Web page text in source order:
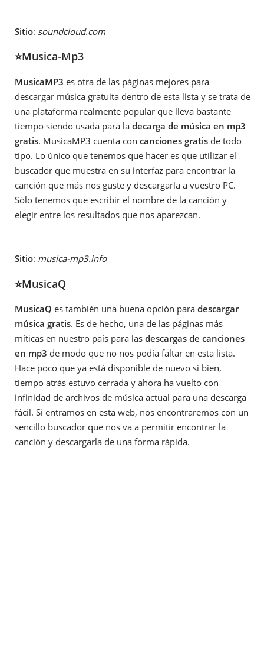
Sitio: soundcloud.com
⭐Musica-Mp3
MusicaMP3 es otra de las páginas mejores para
descargar música gratuita dentro de esta lista y se trata de
una plataforma realmente popular que lleva bastante
tiempo siendo usada para la decarga de música en mp3
gratis. MusicaMP3 cuenta con canciones gratis de todo
tipo. Lo único que tenemos que hacer es que utilizar el
buscador que muestra en su interfaz para encontrar la
canción que más nos guste y descargarla a vuestro PC.
Sólo tenemos que escribir el nombre de la canción y
elegir entre los resultados que nos aparezcan.
Sitio: musica-mp3.info
⭐MusicaQ
MusicaQ es también una buena opción para descargar
música gratis. Es de hecho, una de las páginas más
míticas en nuestro país para las descargas de canciones
en mp3 de modo que no nos podía faltar en esta lista.
Hace poco que ya está disponible de nuevo si bien,
tiempo atrás estuvo cerrada y ahora ha vuelto con
infinidad de archivos de música actual para una descarga
fácil. Si entramos en esta web, nos encontraremos con un
sencillo buscador que nos va a permitir encontrar la
canción y descargarla de una forma rápida.